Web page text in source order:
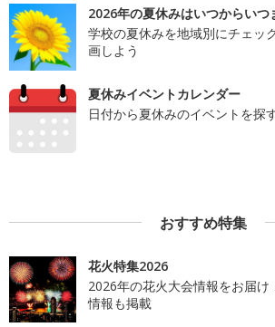
2026年の夏休みはいつからいつ
学校の夏休みを地域別にチェッ
画しよう
夏休みイベントカレンダー
日付から夏休みのイベントを探
おすすめ特集
花火特集2026
2026年の花火大会情報をお届け
情報も掲載